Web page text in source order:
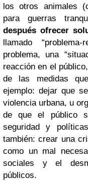
los otros animales
para guerras
después ofrecer
llamado
problema, una
reacción en el
de las medidas
ejemplo: dejar que
violencia urbana, u
de que el público
seguridad y
también: crear una
como un mal
sociales y el
públicos.